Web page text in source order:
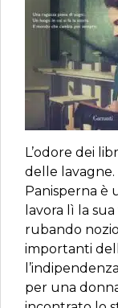
L’odore dei
delle lavagne.
Panisperna è
lavora lì la
rubando
importanti
per una